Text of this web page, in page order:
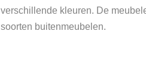
verschillende kleuren. De
soorten buitenmeubelen.